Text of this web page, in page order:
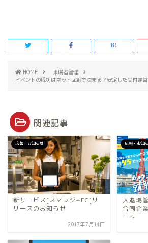
HOME
来場者管理
イベントの成功はネット回線で決まる？安定した受付運
関連記事
広報・お知らせ
新サービス[スマレジ+EC]リ
リースのお知らせ
2017年7月14日
広報・お知
入退場
合同企
ート